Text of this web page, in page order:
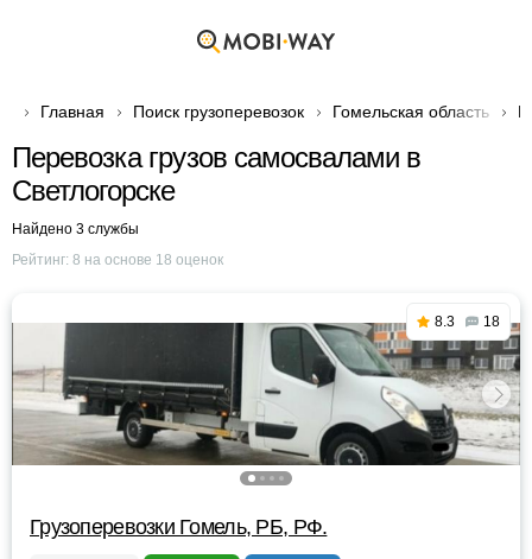
Главная Поиск грузоперевозок Гомельская область
Перевозка грузов самосвалами в
Светлогорске
Найдено 3 службы
Рейтинг: 8 на основе 18 оценок
8.3 18
Грузоперевозки Гомель, РБ, РФ.